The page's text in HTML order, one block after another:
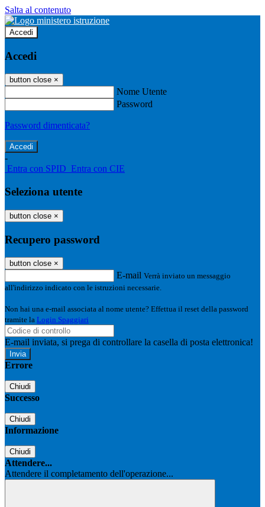
Salta al contenuto
Accedi
Accedi
button close ×
Nome Utente
Password
Password dimenticata?
-
Entra con SPID Entra con CIE
Seleziona utente
button close ×
Recupero password
button close ×
E-mail Verrà inviato un messaggio
all'indirizzo indicato con le istruzioni necessarie.
Non hai una e-mail associata al nome utente? Effettua il reset della password
tramite la Login Spaggiari
E-mail inviata, si prega di controllare la casella di posta elettronica!
Errore
Chiudi
Successo
Chiudi
Informazione
Chiudi
Attendere...
Attendere il completamento dell'operazione...